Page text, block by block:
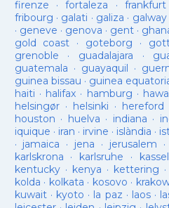
firenze ·fortaleza · frankfurt
fribourg · galati · galiza · galway
· geneve · genova · gent·
gold coast · goteborg ·
grenoble · guadalajara ·
guatemala · guayaquil ·
guinea bissau · guinea
haiti · halifax · hamburg ·
helsingør· helsinki · hereford
houston · huelva · indiana ·
iquique · iran · irvine · islàndia ·
· jamaica · jena · jerusalem ·
karlskrona · karlsruhe · kassel
kentucky· kenya · kettering ·
kolda · kolkata · kosovo ·
kuwait· kyoto · la paz · laos·